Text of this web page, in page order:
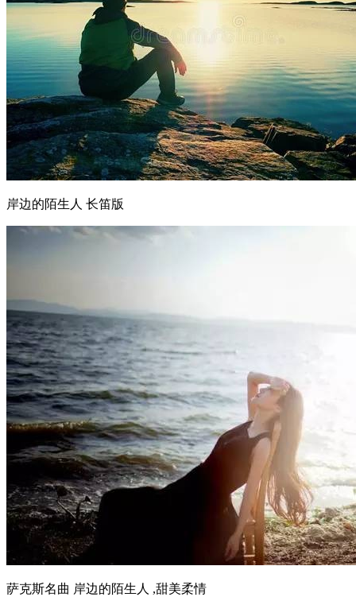
岸边的陌生人 长笛版
萨克斯名曲 岸边的陌生人 ,甜美柔情